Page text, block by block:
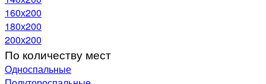
160х200
180х200
200х200
По количеству мест
Односпальные